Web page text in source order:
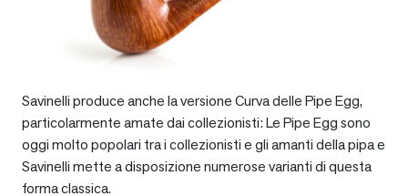
Savinelli produce anche la versione Curva delle Pipe Egg,
particolarmente amate dai collezionisti: Le Pipe Egg sono
oggi molto popolari tra i collezionisti e gli amanti della pipa e
Savinelli mette a disposizione numerose varianti di questa
forma classica.